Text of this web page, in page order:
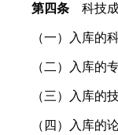
第四条 科技成
（一）入库的科
（二）入库的专
（三）入库的技
（四）入库的论